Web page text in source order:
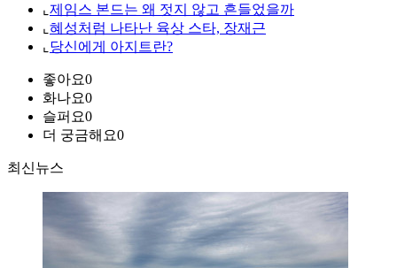
⌞ 제임스 본드는 왜 젓지 않고 흔들었을까
⌞ 혜성처럼 나타난 육상 스타, 장재근
⌞ 당신에게 아지트란?
좋아요0
화나요0
슬퍼요0
더 궁금해요0
최신뉴스